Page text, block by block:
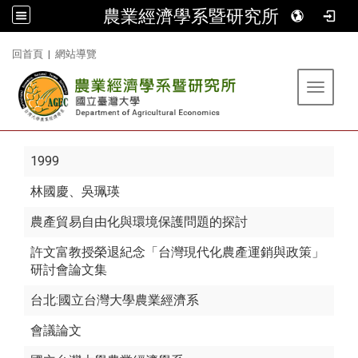
農業經濟學系暨研究所
回首頁 | 網站導覽
Toggle
1999
林國慶、吳珮瑛
農產貿易自由化與環境保護問題的探討
許文富教授榮退紀念「台灣現代化農產運銷與政策」
研討會論文集
台北:國立台灣大學農業經濟系
會議論文